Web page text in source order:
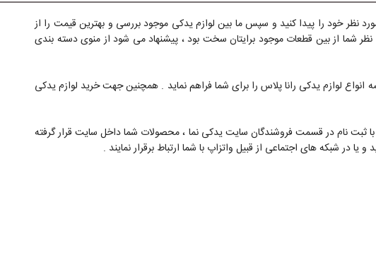
نظر خود را پیدا کنید و سپس ما بین لوازم یدکی موجود بررسی و بهترین قیمت را از
نظر شما از بین قطعات موجود برایتان سخت بود ، پیشنهاد می شود از منوی دسته بندی
انواع لوازم یدکی رانا پلاس را برای شما فراهم نماید . همچنین جهت خرید لوازم یدکی
ثبت نام در قسمت فروشندگان سایت یدکی نما ، محصولات شما داخل سایت قرار گرفته
در شبکه های اجتماعی از قبیل واتزاپ با شما ارتباط برقرار نمایند .